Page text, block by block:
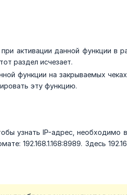
активации данной функции в
раздел исчезает.
функции на закрываемых
эту функцию.
узнать IP-адрес, необходимо
192.168.1.168:8989. Здесь